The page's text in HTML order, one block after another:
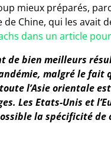
mieux préparés,
de Chine, qui les avait
dans un article
de bien meilleurs
malgré le fait
l’Asie orientale
Les Etats-Unis et
la spécificité de